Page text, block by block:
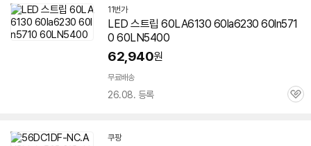
11번가
LED 스트립 60LA6130 60la6230 60ln571
0 60LN5400
62,940원
무료배송
26.08. 등록
관
쿠팡